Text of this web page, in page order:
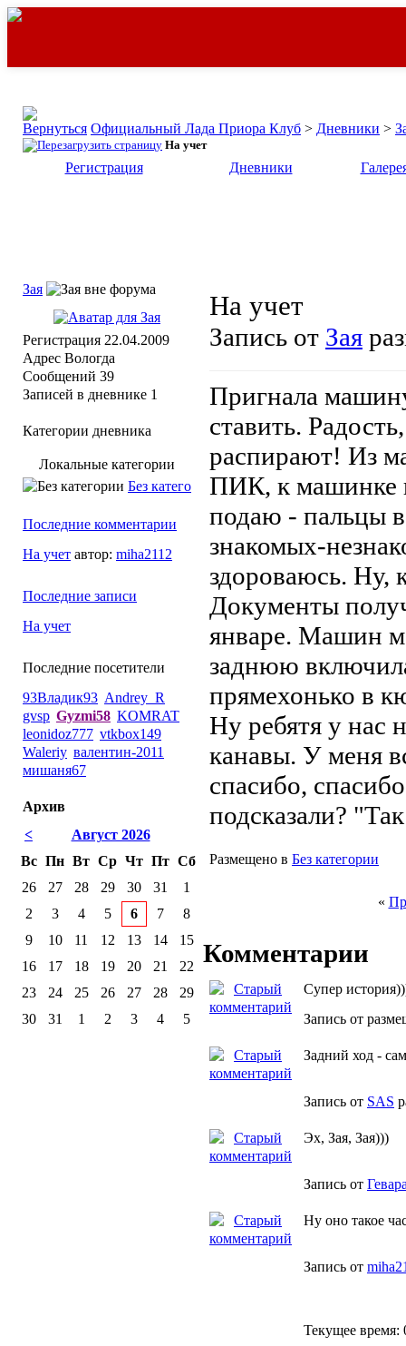
Официальный Лада Приора Клуб > Дневники >
На учет
Регистрация Дневники
На учет
Запись от Зая
Пригнала
ставить.
распирают! Из
ПИК, к машинке
подаю - пальцы
знакомых-
здороваюсь. Ну,
Документы
январе. Машин
заднюю
прямехонько в
Ну ребятя у нас
канавы. У меня
спасибо,
подсказали?
Размещено в Без категории
«
Комментарии
Супер
Запись от
Задний ход -
Запись от SAS
Эх, Зая, Зая)))
Запись от
Ну оно такое
Запись от
Зая
Регистрация 22.04.2009
Адрес Вологда
Сообщений 39
Записей в дневнике 1
Категории дневника
Локальные категории
Без категории
Последние комментарии
На учет автор: miha2112
Последние записи
На учет
Последние посетители
93Владик93 Andrey_R
gvsp Gyzmi58 KOMRAT
leonidoz777 vtkbox149
Waleriy валентин-2011
мишаня67
Архив
<
Август 2026
Вс Пн Вт Ср Чт Пт Сб
26
27 28 29 30 31
1
2
3 4 5 6 7
8
9
10 11 12 13 14
15
16
17 18 19 20 21
22
23
24 25 26 27 28
29
30
31 1 2 3 4 5
Текущее время: